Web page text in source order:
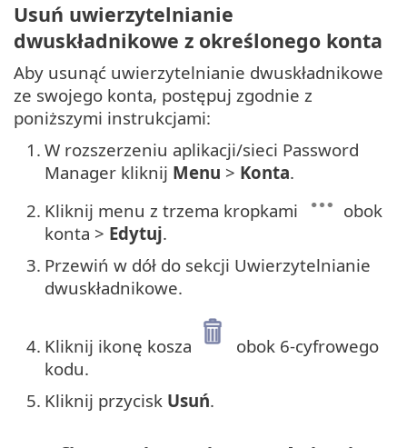
Usuń uwierzytelnianie
dwuskładnikowe z określonego konta
Aby usunąć uwierzytelnianie dwuskładnikowe
ze swojego konta, postępuj zgodnie z
poniższymi instrukcjami:
1. W rozszerzeniu aplikacji/sieci Password
Manager kliknij Menu > Konta.
2. Kliknij menu z trzema kropkami
obok
konta > Edytuj.
3. Przewiń w dół do sekcji Uwierzytelnianie
dwuskładnikowe.
4. Kliknij ikonę kosza
obok 6-cyfrowego
kodu.
5. Kliknij przycisk Usuń.